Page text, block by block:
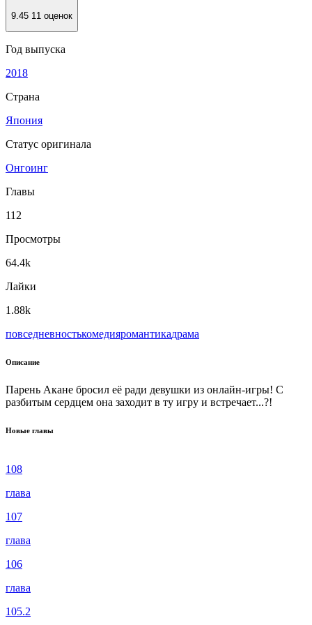
9.45 11 оценок
Год выпуска
2018
Страна
Япония
Статус оригинала
Онгоинг
Главы
112
Просмотры
64.4k
Лайки
1.88k
повседневностькомедияромантикадрама
Описание
Парень Акане бросил её ради девушки из онлайн-игры! С
разбитым сердцем она заходит в ту игру и встречает...?!
Новые главы
108
глава
107
глава
106
глава
105.2